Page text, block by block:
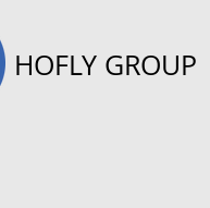
HOFLY GROUP